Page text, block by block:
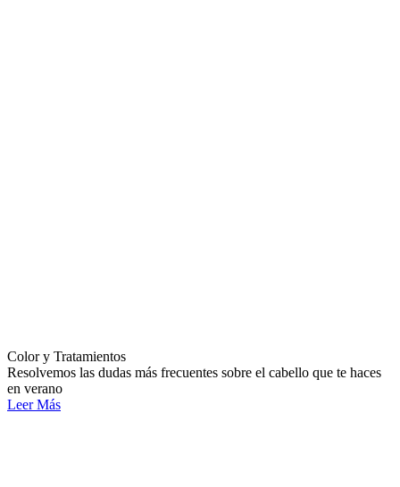
Color y Tratamientos
Resolvemos las dudas más frecuentes sobre el cabello que te haces
en verano
Leer Más